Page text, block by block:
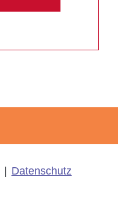
Datenschutz